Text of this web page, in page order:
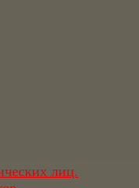
лиц.